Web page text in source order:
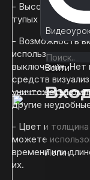
Войти
Логин
-
тупых или
- Возможность
используя один
выключения. Нет
средств
уничтожать
другие
- Цвет и толщина
можете
времени или
их.